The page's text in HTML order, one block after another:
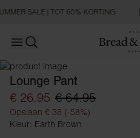
SALE | TOT 60% KORTING
Open main menu
Lounge Pant
€ 26.95 € 64.95
Opslaan € 38 (-58%)
Kleur: Earth Brown